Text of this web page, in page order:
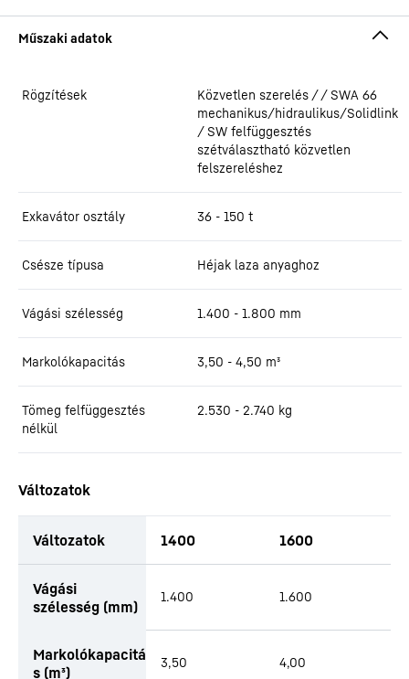
Rögzítések
Közvetlen szerelés / / SWA 66
mechanikus/hidraulikus/Solidlink
/ SW felfüggesztés
szétválasztható közvetlen
felszereléshez
Exkavátor osztály 36 - 150 t
Csésze típusa Héjak laza anyaghoz
Vágási szélesség 1.400 - 1.800 mm
Markolókapacitás 3,50 - 4,50 m³
Tömeg felfüggesztés
nélkül
2.530 - 2.740 kg
Változatok
Változatok 1400 1600
Vágási
szélesség (mm)
1.400 1.600
Markolókapacitá
s (m³)
3,50 4,00